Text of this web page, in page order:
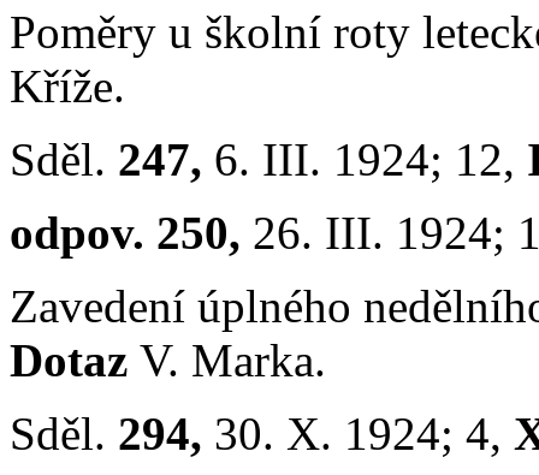
Poměry u školní roty
Kříže.
Sděl. 247, 6. III. 1924; 12,
odpov. 250, 26. III. 1924;
Zavedení úplného
Dotaz V. Marka.
Sděl. 294, 30. X. 1924; 4,